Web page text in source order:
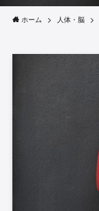
ホーム 人体・脳